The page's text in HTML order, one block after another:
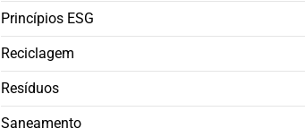
Princípios ESG
Reciclagem
Resíduos
Saneamento